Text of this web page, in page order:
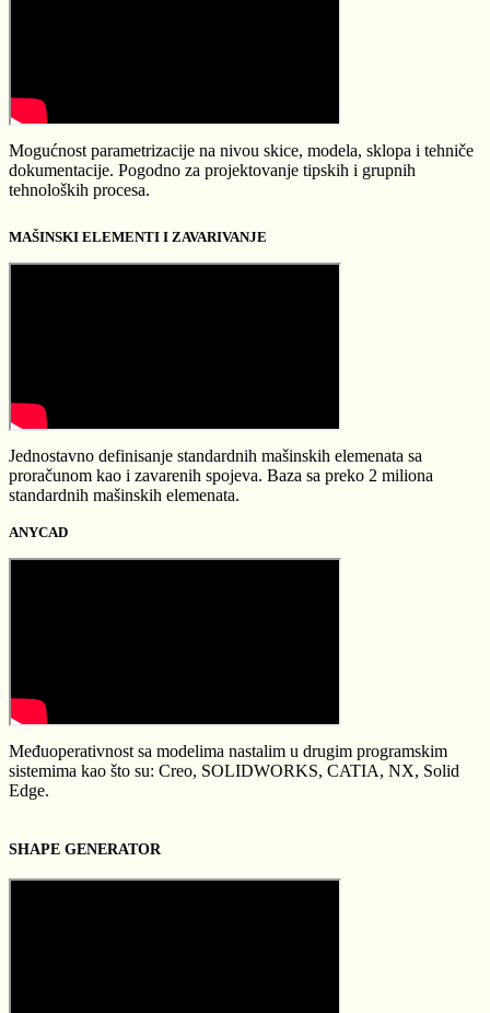
Mogućnost parametrizacije na nivou skice, modela, sklopa i tehniče
dokumentacije. Pogodno za projektovanje tipskih i grupnih
tehnoloških procesa.
MAŠINSKI ELEMENTI I ZAVARIVANJE
Jednostavno definisanje standardnih mašinskih elemenata sa
proračunom kao i zavarenih spojeva. Baza sa preko 2 miliona
standardnih mašinskih elemenata.
ANYCAD
Međuoperativnost sa modelima nastalim u drugim programskim
sistemima kao što su: Creo, SOLIDWORKS, CATIA, NX, Solid
Edge.
SHAPE GENERATOR